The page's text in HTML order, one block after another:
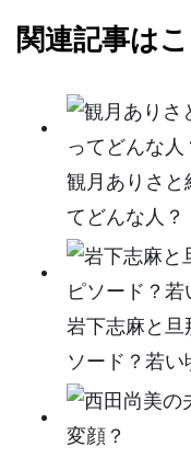
関連記事は
観月ありさと
てどんな人？
岩下志麻と旦
ソード？若い